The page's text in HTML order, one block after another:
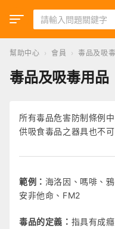
幫助中心 › 會員 › 毒品及吸
毒品及吸毒用品
所有毒品危害防制條例
供吸食毒品之器具也不可
範例： 海洛因、嗎啡、
安非他命、FM2
毒品的定義： 指具有成